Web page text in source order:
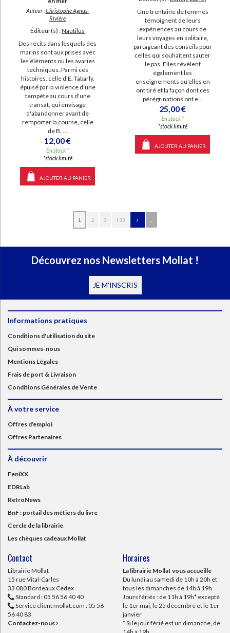
Auteur :Christophe Agnus-
Rivière
Éditeur(s) :Nautilus
Des récits dans lesquels des
marins sont aux prises avec
les éléments ou les avaries
techniques. Parmi ces
histoires, celle d'E. Tabarly,
épuisé par la violence d'une
tempête au cours d'une
transat, qui envisage
d'abandonner avant de
remporter la course, celle
de B. ...
12,00 €
En stock *
*stock limité
AJOUTER AU PANIER
Une trentaine de femmes
témoignent de leurs
expériences au cours de
leurs voyages en solitaire,
partageant des conseils pour
celles qui souhaitent sauter
le pas. Elles révèlent
également les
enseignements qu'elles en
ont tiré et la façon dont ces
pérégrinations ont e...
25,00 €
En stock *
*stock limité
AJOUTER AU PANIER
1 2 3 193
Découvrez nos Newsletters Mollat !
JE M'INSCRIS
Informations pratiques
Conditions d'utilisation du site
Qui sommes-nous
Mentions Légales
Frais de port & Livraison
Conditions Générales de Vente
À votre service
Offres d'emploi
Offres Partenaires
À découvrir
FeniXX
EDRLab
RetroNews
BnF : portail des métiers du livre
Cercle de la librairie
Les chèques cadeaux Mollat
Contact
Librairie Mollat
15 rue Vital-Carles
33 080 Bordeaux Cedex
Standard : 05 56 56 40 40
Service client mollat.com : 05 56
56 40 83
Contactez-nous
Horaires
La librairie Mollat vous accueille
Du lundi au samedi de 10h à 20h et
tous les dimanches de 14h à 19h
Jours fériés : de 11h à 19h* excepté
le 1er mai, le 25 décembre et le 1er
janvier
* Si le jour férié est un dimanche, de